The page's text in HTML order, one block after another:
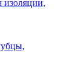
изоляции,